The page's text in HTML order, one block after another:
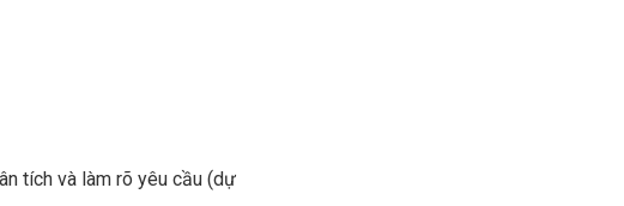
tích và làm rõ yêu cầu (dự